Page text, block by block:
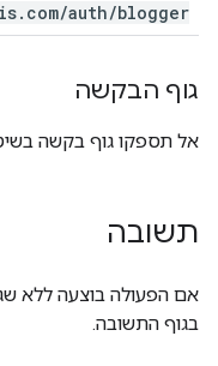
. com/auth/blogger
גוף הבקשה
אל תספקו גוף בקשה
תשובה
אם הפעולה בוצעה ללא
בגוף התשובה.